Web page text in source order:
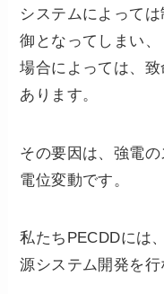
システムによって
御となってしまい、
場合によっては、
あります。
その要因は、強電
電位変動です。
私たちPECDDには
源システム開発を行